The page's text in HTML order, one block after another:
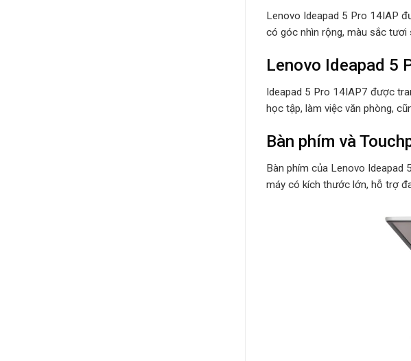
Lenovo Ideapad 5 Pro 14IAP
có góc nhìn rộng, màu sắc tươi
Lenovo Ideapad 5
Ideapad 5 Pro 14IAP7 được
học tập, làm việc văn phòng,
Bàn phím và
Bàn phím của Lenovo Ideapad
máy có kích thước lớn, hỗ trợ